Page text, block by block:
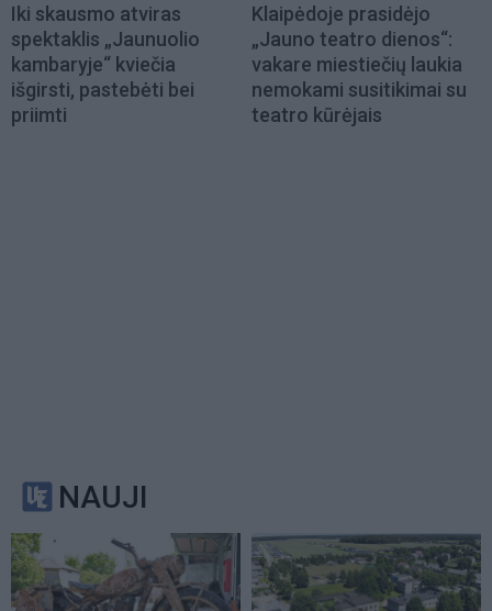
Iki skausmo atviras
spektaklis „Jaunuolio
kambaryje“ kviečia
išgirsti, pastebėti bei
priimti
Klaipėdoje prasidėjo
„Jauno teatro dienos“:
vakare miestiečių laukia
nemokami susitikimai su
teatro kūrėjais
NAUJI